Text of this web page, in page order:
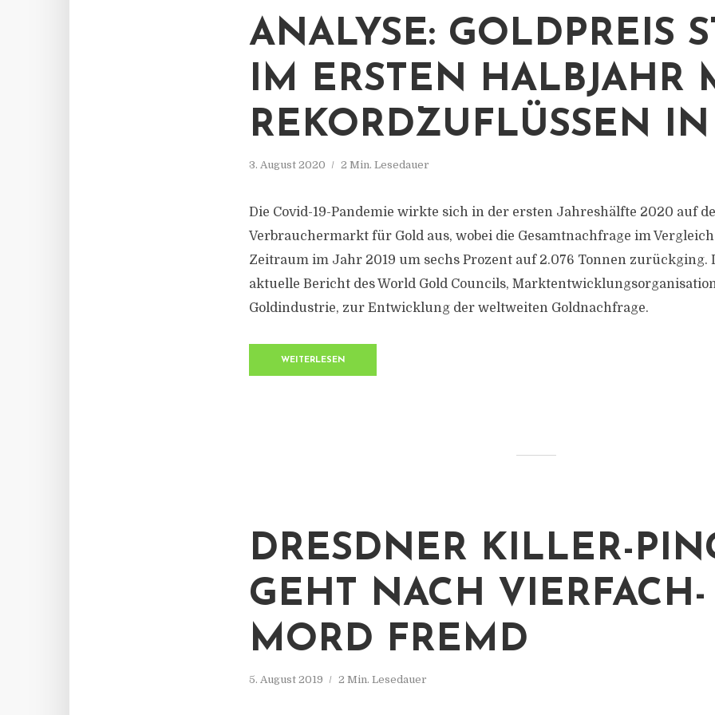
ANALYSE: GOLDPREIS
IM ERSTEN HALBJAHR
REKORDZUFLÜSSEN
3. August 2020 2 Min. Lesedauer
Die Covid-19-Pandemie wirkte sich in der ersten Jahreshälfte 2020 auf
Verbrauchermarkt für Gold aus, wobei die Gesamtnachfrage im
Zeitraum im Jahr 2019 um sechs Prozent auf 2.076 Tonnen zurückging.
aktuelle Bericht des World Gold Councils,
Goldindustrie, zur Entwicklung der weltweiten Goldnachfrage.
WEITERLESEN
DRESDNER KILLER-
GEHT NACH VIERFACH-
MORD FREMD
5. August 2019 2 Min. Lesedauer